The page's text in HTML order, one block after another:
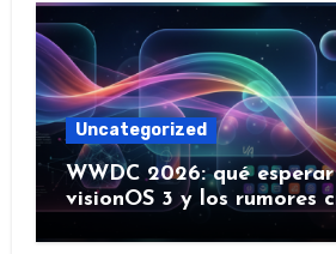
Uncategorized
WWDC 2026: qué
visionOS 3 y los rumores